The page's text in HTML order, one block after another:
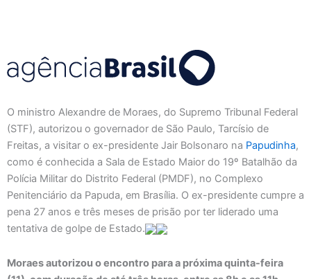
O ministro Alexandre de Moraes, do Supremo Tribunal Federal
(STF), autorizou o governador de São Paulo, Tarcísio de
Freitas, a visitar o ex-presidente Jair Bolsonaro na Papudinha,
como é conhecida a Sala de Estado Maior do 19º Batalhão da
Polícia Militar do Distrito Federal (PMDF), no Complexo
Penitenciário da Papuda, em Brasília. O ex-presidente cumpre a
pena 27 anos e três meses de prisão por ter liderado uma
tentativa de golpe de Estado.
Moraes autorizou o encontro para a próxima quinta-feira